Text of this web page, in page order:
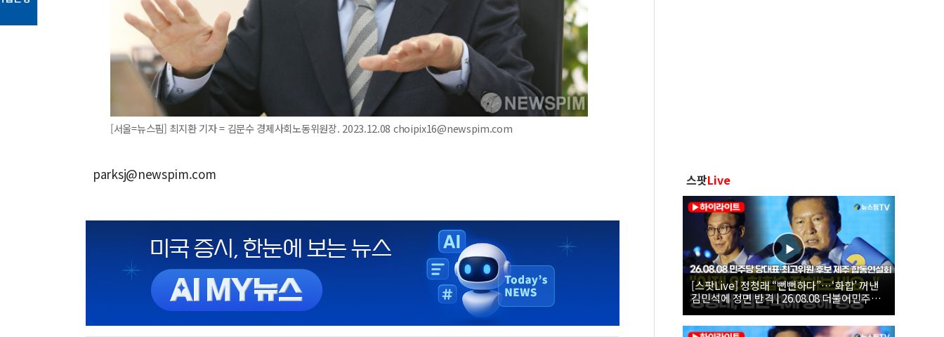
[서울=뉴스핌] 최지환 기자 = 김문수 경제사회노동위원장. 2023.12.08 choipix16@newspim.com
parksj@newspim.com 스팟Live
[스팟Live] 정청래 “뻔뻔하다”…‘화합’ 꺼낸
김민석에 정면 반격 | 26.08.08 더불어민주당
당대표·최고위원 후보 제주 합동연설회